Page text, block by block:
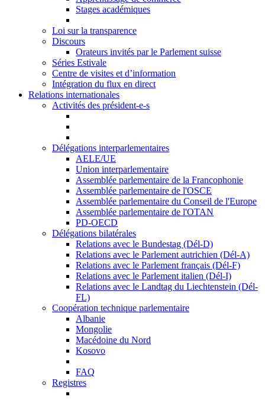
Stages académiques
Loi sur la transparence
Discours
Orateurs invités par le Parlement suisse
Séries Estivale
Centre de visites et d’information
Intégration du flux en direct
Relations internationales
Activités des président-e-s
Délégations interparlementaires
AELE/UE
Union interparlementaire
Assemblée parlementaire de la Francophonie
Assemblée parlementaire de l'OSCE
Assemblée parlementaire du Conseil de l'Europe
Assemblée parlementaire de l'OTAN
PD-OECD
Délégations bilatérales
Relations avec le Bundestag (Dél-D)
Relations avec le Parlement autrichien (Dél-A)
Relations avec le Parlement français (Dél-F)
Relations avec le Parlement italien (Dél-I)
Relations avec le Landtag du Liechtenstein (Dél-
FL)
Coopération technique parlementaire
Albanie
Mongolie
Macédoine du Nord
Kosovo
FAQ
Registres